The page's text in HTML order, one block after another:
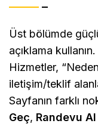
Üst bölümde
açıklama kullanın.
Hizmetler,
iletişim/teklif
Sayfanın farklı
Geç, Randevu Al